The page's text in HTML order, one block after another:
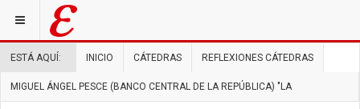
ESTÁ AQUÍ: INICIO CÁTEDRAS REFLEXIONES CÁTEDRAS
MIGUEL ÁNGEL PESCE (BANCO CENTRAL DE LA REPÚBLICA) "LA